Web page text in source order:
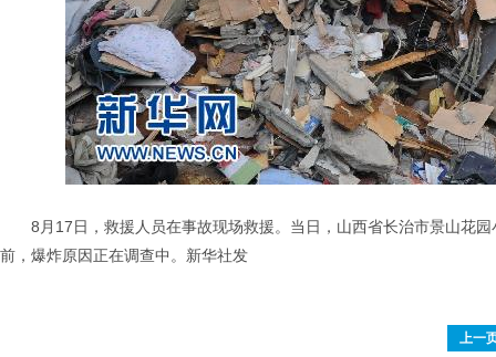
8月17日，救援人员在事故现场救援。当日，山西省长治市景山花
前，爆炸原因正在调查中。新华社发
上一